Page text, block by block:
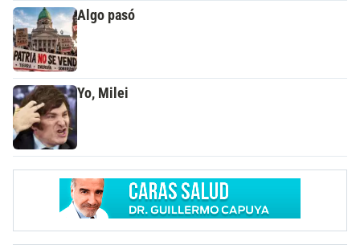
Algo pasó
Yo, Milei